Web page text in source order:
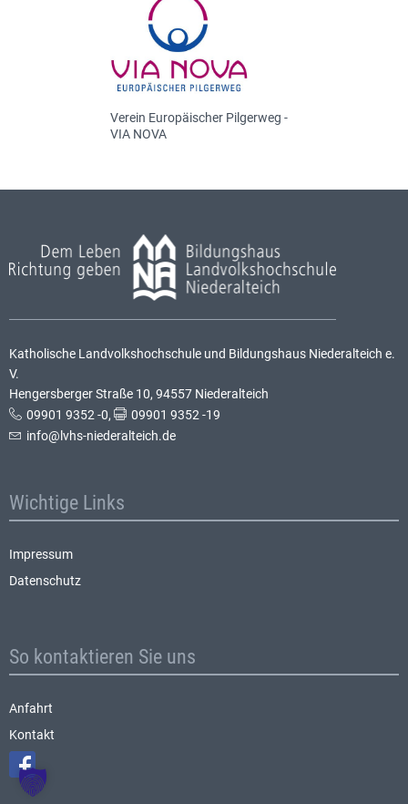
Verein Europäischer Pilgerweg -
VIA NOVA
Katholische Landvolkshochschule und Bildungshaus Niederalteich e.
V.
Hengersberger Straße 10, 94557 Niederalteich
09901 9352 -0,
09901 9352 -19
info@lvhs-niederalteich.de
Wichtige Links
Impressum
Datenschutz
So kontaktieren Sie uns
Anfahrt
Kontakt